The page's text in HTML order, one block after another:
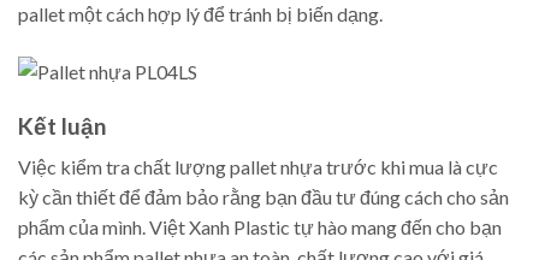
pallet một cách hợp lý để tránh bị biến dạng.
Kết luận
Việc kiểm tra chất lượng pallet nhựa trước khi mua là cực
kỳ cần thiết để đảm bảo rằng bạn đầu tư đúng cách cho sản
phẩm của mình. Việt Xanh Plastic tự hào mang đến cho bạn